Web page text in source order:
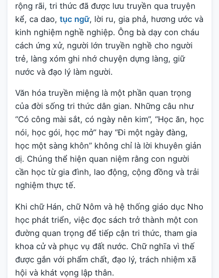
rộng rãi, tri thức đã được lưu truyền qua truyện
kể, ca dao, tục ngữ, lời ru, gia phả, hương ước và
kinh nghiệm nghề nghiệp. Ông bà dạy con cháu
cách ứng xử, người lớn truyền nghề cho người
trẻ, làng xóm ghi nhớ chuyện dựng làng, giữ
nước và đạo lý làm người.
Văn hóa truyền miệng là một phần quan trọng
của đời sống tri thức dân gian. Những câu như
“Có công mài sắt, có ngày nên kim”, “Học ăn, học
nói, học gói, học mở” hay “Đi một ngày đàng,
học một sàng khôn” không chỉ là lời khuyên giản
dị. Chúng thể hiện quan niệm rằng con người
cần học từ gia đình, lao động, cộng đồng và trải
nghiệm thực tế.
Khi chữ Hán, chữ Nôm và hệ thống giáo dục Nho
học phát triển, việc đọc sách trở thành một con
đường quan trọng để tiếp cận tri thức, tham gia
khoa cử và phục vụ đất nước. Chữ nghĩa vì thế
được gắn với phẩm chất, đạo lý, trách nhiệm xã
hội và khát vọng lập thân.